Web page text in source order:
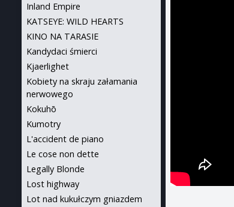
Inland Empire
KATSEYE: WILD HEARTS
KINO NA TARASIE
Kandydaci śmierci
Kjaerlighet
Kobiety na skraju załamania
nerwowego
Kokuhō
Kumotry
L'accident de piano
Le cose non dette
Legally Blonde
Lost highway
Lot nad kukułczym gniazdem